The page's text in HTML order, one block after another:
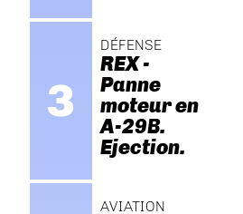
DÉFENSE
REX -
Panne
moteur en
A-29B.
Ejection.
AVIATION